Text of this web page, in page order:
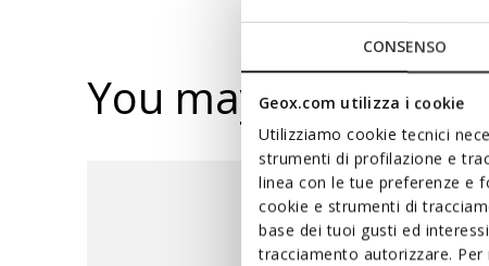
CONSENSO
Geox.com utilizza i cookie
Utilizziamo cookie tecnici
strumenti di profilazione e
linea con le tue preferenze e
cookie e strumenti di
base dei tuoi gusti ed
tracciamento autorizzare.
You may also like